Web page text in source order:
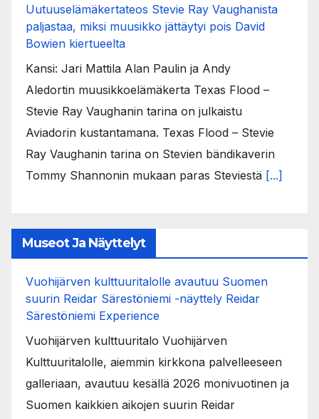
Uutuuselämäkertateos Stevie Ray Vaughanista
paljastaa, miksi muusikko jättäytyi pois David
Bowien kiertueelta
Kansi: Jari Mattila Alan Paulin ja Andy
Aledortin muusikkoelämäkerta Texas Flood –
Stevie Ray Vaughanin tarina on julkaistu
Aviadorin kustantamana. Texas Flood – Stevie
Ray Vaughanin tarina on Stevien bändikaverin
Tommy Shannonin mukaan paras Steviestä [...]
Museot Ja Näyttelyt
Vuohijärven kulttuuritalolle avautuu Suomen
suurin Reidar Särestöniemi -näyttely Reidar
Särestöniemi Experience
Vuohijärven kulttuuritalo Vuohijärven
Kulttuuritalolle, aiemmin kirkkona palvelleeseen
galleriaan, avautuu kesällä 2026 monivuotinen ja
Suomen kaikkien aikojen suurin Reidar